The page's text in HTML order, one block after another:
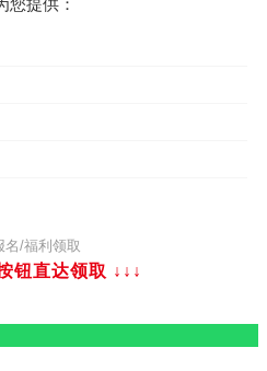
您提供：
名/福利领取
钮直达领取 ↓↓↓